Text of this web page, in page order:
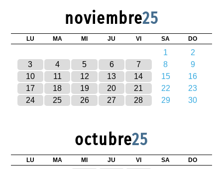
noviembre25
LU MA MI JU VI SA DO
1
2
3
4 5 6 7 8
9
10
11 12 13 14 15
16
17
18 19 20 21 22
23
24
25 26 27 28 29 30
octubre25
LU MA MI JU VI SA DO